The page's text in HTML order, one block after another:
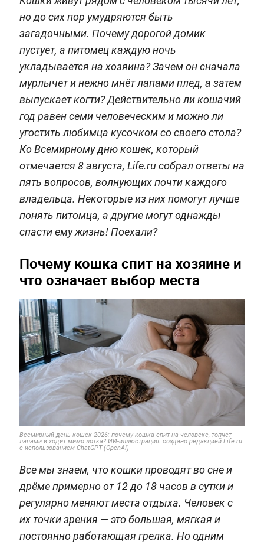
но до сих пор умудряются быть
загадочными. Почему дорогой домик
пустует, а питомец каждую ночь
укладывается на хозяина? Зачем он сначала
мурлычет и нежно мнёт лапами плед, а затем
выпускает когти? Действительно ли кошачий
год равен семи человеческим и можно ли
угостить любимца кусочком со своего стола?
Ко Всемирному дню кошек, который
отмечается 8 августа, Life.ru собрал ответы на
пять вопросов, волнующих почти каждого
владельца. Некоторые из них помогут лучше
понять питомца, а другие могут однажды
спасти ему жизнь! Поехали?
Почему кошка спит на хозяине и
что означает выбор места
Всемирный день кошек 2026: почему кошка спит на человеке, топчет
лапами и ходит мимо лотка? ИИ-иллюстрация: создано редакцией Life.ru
с использованием ChatGPT (OpenAI)
Все мы знаем, что кошки проводят во сне и
дрёме примерно от 12 до 18 часов в сутки и
регулярно меняют места отдыха. Человек с
их точки зрения — это большая, мягкая и
постоянно работающая грелка. Но одним